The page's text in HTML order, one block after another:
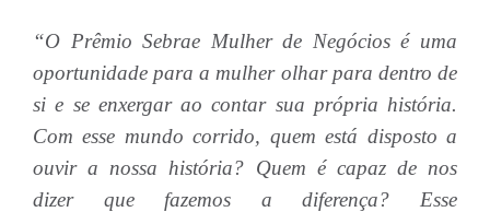
“O Prêmio Sebrae Mulher de Negócios é uma
oportunidade para a mulher olhar para dentro de
si e se enxergar ao contar sua própria história.
Com esse mundo corrido, quem está disposto a
ouvir a nossa história? Quem é capaz de nos
dizer que fazemos a diferença? Esse